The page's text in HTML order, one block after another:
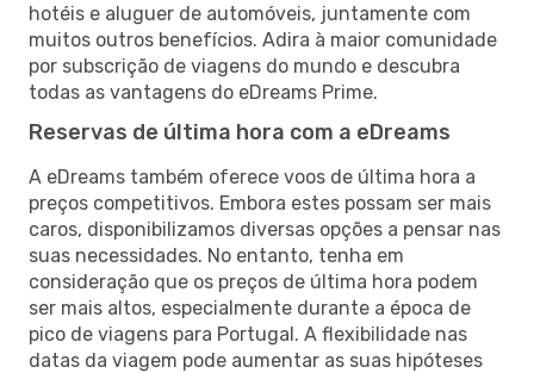
hotéis e aluguer de automóveis, juntamente com
muitos outros benefícios. Adira à maior comunidade
por subscrição de viagens do mundo e descubra
todas as vantagens do eDreams Prime.
Reservas de última hora com a eDreams
A eDreams também oferece voos de última hora a
preços competitivos. Embora estes possam ser mais
caros, disponibilizamos diversas opções a pensar nas
suas necessidades. No entanto, tenha em
consideração que os preços de última hora podem
ser mais altos, especialmente durante a época de
pico de viagens para Portugal. A flexibilidade nas
datas da viagem pode aumentar as suas hipóteses